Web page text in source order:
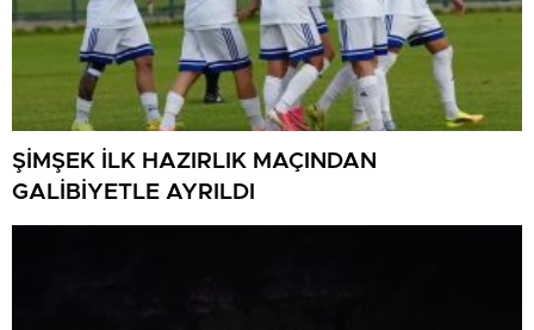
ŞİMŞEK İLK HAZIRLIK MAÇINDAN
GALİBİYETLE AYRILDI